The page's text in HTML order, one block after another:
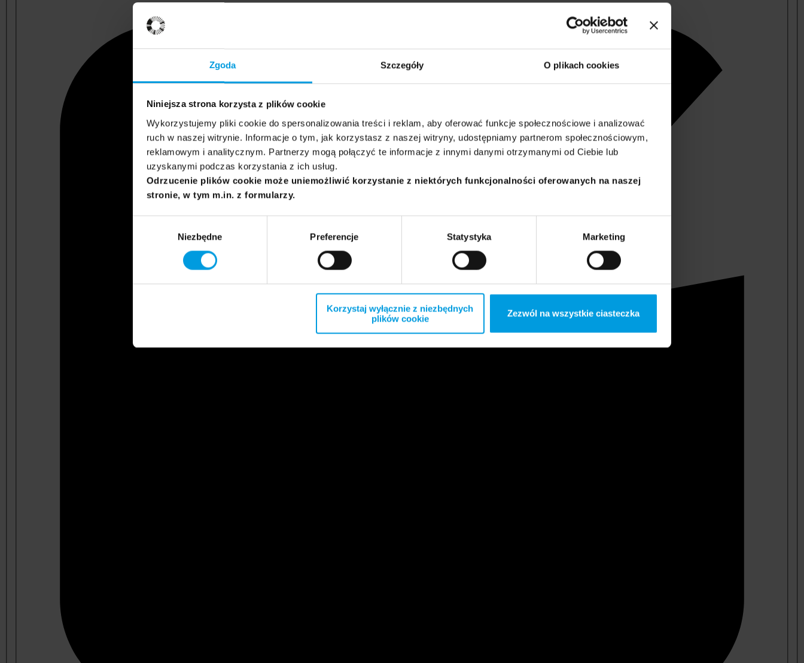
Zgoda Szczegóły O plikach cookies
Niniejsza strona korzysta z plików cookie
Wykorzystujemy pliki cookie do spersonalizowania treści i reklam, aby oferować funkcje społecznościowe i analizować
ruch w naszej witrynie. Informacje o tym, jak korzystasz z naszej witryny, udostępniamy partnerom społecznościowym,
reklamowym i analitycznym. Partnerzy mogą połączyć te informacje z innymi danymi otrzymanymi od Ciebie lub
uzyskanymi podczas korzystania z ich usług.
Odrzucenie plików cookie może uniemożliwić korzystanie z niektórych funkcjonalności oferowanych na naszej
stronie, w tym m.in. z formularzy.
Niezbędne Preferencje Statystyka Marketing
Korzystaj wyłącznie z niezbędnych
plików cookie
Zezwól na wszystkie ciasteczka